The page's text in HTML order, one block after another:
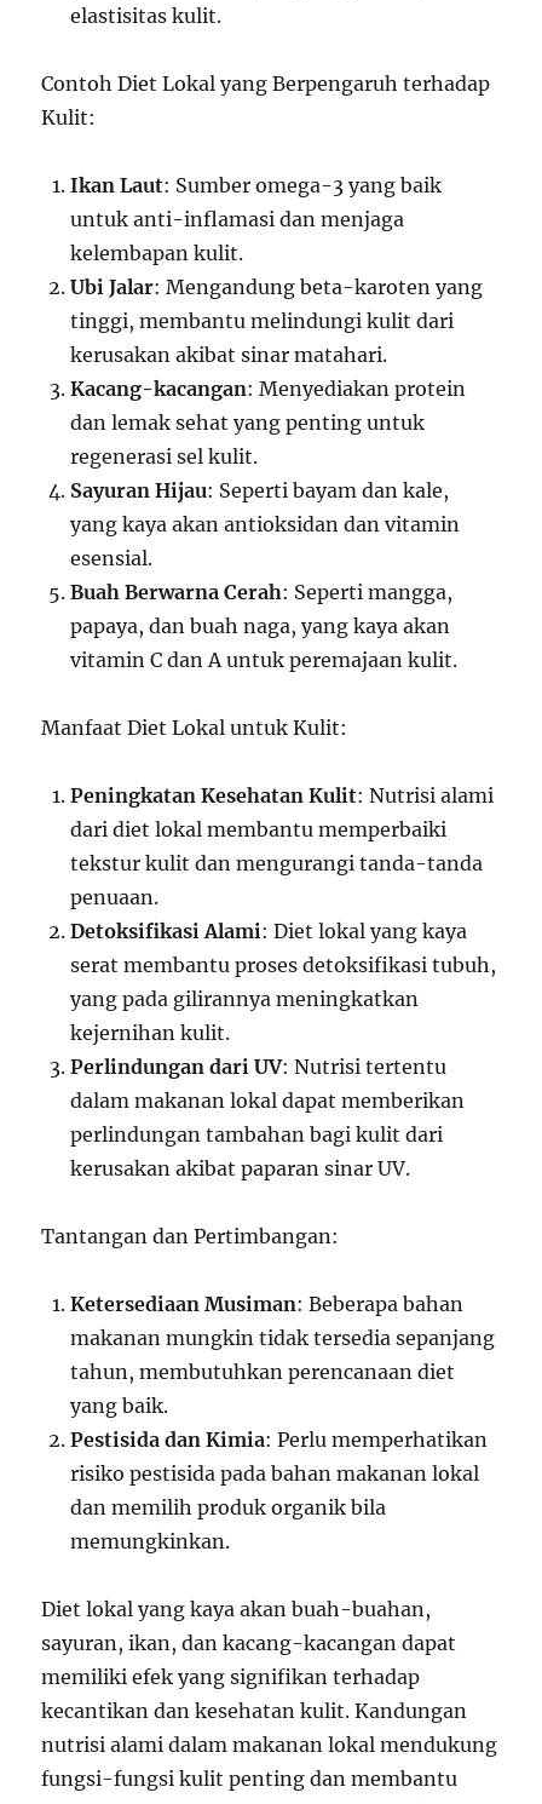
elastisitas kulit.
Contoh Diet Lokal yang Berpengaruh terhadap
Kulit:
Ikan Laut: Sumber omega-3 yang baik
untuk anti-inflamasi dan menjaga
kelembapan kulit.
Ubi Jalar: Mengandung beta-karoten yang
tinggi, membantu melindungi kulit dari
kerusakan akibat sinar matahari.
Kacang-kacangan: Menyediakan protein
dan lemak sehat yang penting untuk
regenerasi sel kulit.
Sayuran Hijau: Seperti bayam dan kale,
yang kaya akan antioksidan dan vitamin
esensial.
Buah Berwarna Cerah: Seperti mangga,
papaya, dan buah naga, yang kaya akan
vitamin C dan A untuk peremajaan kulit.
Manfaat Diet Lokal untuk Kulit:
Peningkatan Kesehatan Kulit: Nutrisi alami
dari diet lokal membantu memperbaiki
tekstur kulit dan mengurangi tanda-tanda
penuaan.
Detoksifikasi Alami: Diet lokal yang kaya
serat membantu proses detoksifikasi tubuh,
yang pada gilirannya meningkatkan
kejernihan kulit.
Perlindungan dari UV: Nutrisi tertentu
dalam makanan lokal dapat memberikan
perlindungan tambahan bagi kulit dari
kerusakan akibat paparan sinar UV.
Tantangan dan Pertimbangan:
Ketersediaan Musiman: Beberapa bahan
makanan mungkin tidak tersedia sepanjang
tahun, membutuhkan perencanaan diet
yang baik.
Pestisida dan Kimia: Perlu memperhatikan
risiko pestisida pada bahan makanan lokal
dan memilih produk organik bila
memungkinkan.
Diet lokal yang kaya akan buah-buahan,
sayuran, ikan, dan kacang-kacangan dapat
memiliki efek yang signifikan terhadap
kecantikan dan kesehatan kulit. Kandungan
nutrisi alami dalam makanan lokal mendukung
fungsi-fungsi kulit penting dan membantu